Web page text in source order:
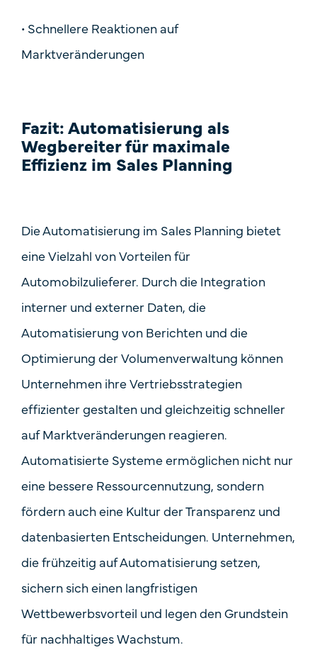
• Schnellere Reaktionen auf
Marktveränderungen
Fazit: Automatisierung als
Wegbereiter für maximale
Effizienz im Sales Planning
Die Automatisierung im Sales Planning bietet
eine Vielzahl von Vorteilen für
Automobilzulieferer. Durch die Integration
interner und externer Daten, die
Automatisierung von Berichten und die
Optimierung der Volumenverwaltung können
Unternehmen ihre Vertriebsstrategien
effizienter gestalten und gleichzeitig schneller
auf Marktveränderungen reagieren.
Automatisierte Systeme ermöglichen nicht nur
eine bessere Ressourcennutzung, sondern
fördern auch eine Kultur der Transparenz und
datenbasierten Entscheidungen. Unternehmen,
die frühzeitig auf Automatisierung setzen,
sichern sich einen langfristigen
Wettbewerbsvorteil und legen den Grundstein
für nachhaltiges Wachstum.